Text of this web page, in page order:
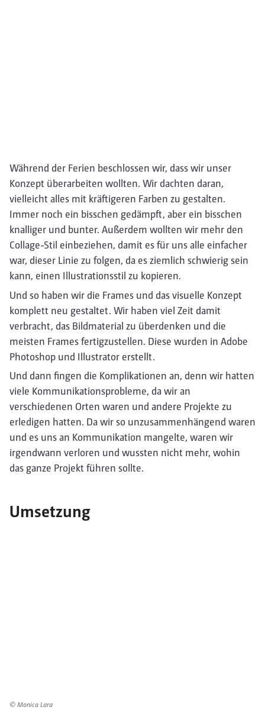
Während der Ferien beschlossen wir, dass wir unser
Konzept überarbeiten wollten. Wir dachten daran,
vielleicht alles mit kräftigeren Farben zu gestalten.
Immer noch ein bisschen gedämpft, aber ein bisschen
knalliger und bunter. Außerdem wollten wir mehr den
Collage-Stil einbeziehen, damit es für uns alle einfacher
war, dieser Linie zu folgen, da es ziemlich schwierig sein
kann, einen Illustrationsstil zu kopieren.
Und so haben wir die Frames und das visuelle Konzept
komplett neu gestaltet. Wir haben viel Zeit damit
verbracht, das Bildmaterial zu überdenken und die
meisten Frames fertigzustellen. Diese wurden in Adobe
Photoshop und Illustrator erstellt.
Und dann fingen die Komplikationen an, denn wir hatten
viele Kommunikationsprobleme, da wir an
verschiedenen Orten waren und andere Projekte zu
erledigen hatten. Da wir so unzusammenhängend waren
und es uns an Kommunikation mangelte, waren wir
irgendwann verloren und wussten nicht mehr, wohin
das ganze Projekt führen sollte.
Umsetzung
© Monica Lara